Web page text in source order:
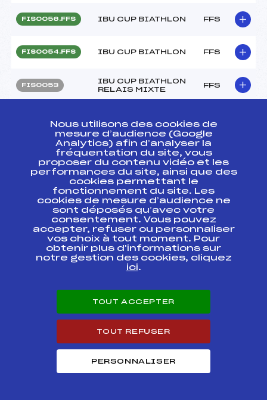
FIS0056.FFS IBU CUP BIATHLON FFS
FIS0054.FFS IBU CUP BIATHLON FFS
FIS0053
IBU CUP BIATHLON
RELAIS MIXTE
FFS
BNAF0022.FFS
TOUR U19 / U21 /
SENIOR
FFS
BNAF0021.FFS
SAMSE NATIONAL
TOUR U19 / U21 /
SENIOR
FFS
FIS0049.FFS IBU CUP BIATHLON FFS
Résultats Nordique 2017
Course
SUMMER TOUR FFS-
SAMSE BIATHLON
SUMMER TOUR FFS-
Seniors
FFS
Nous utilisons des cookies de
mesure d’audience (Google
Analytics) afin d’analyser la
fréquentation du site, vous
proposer du contenu vidéo et les
performances du site, ainsi que des
cookies permettant le
fonctionnement du site. Les
cookies de mesure d’audience ne
sont déposés qu’avec votre
consentement. Vous pouvez
accepter, refuser ou personnaliser
vos choix à tout moment. Pour
obtenir plus d'informations sur
notre gestion des cookies, cliquez
ici.
TOUT ACCEPTER
TOUT REFUSER
PERSONNALISER